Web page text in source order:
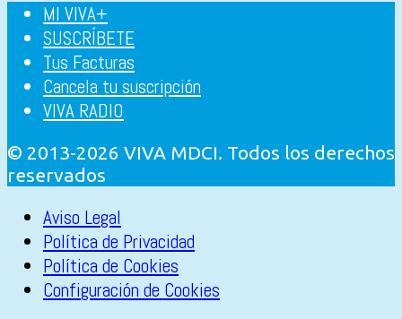
MI VIVA+
SUSCRÍBETE
Tus Facturas
Cancela tu suscripción
VIVA RADIO
© 2013-2026 VIVA MDCI. Todos los derechos
reservados
Aviso Legal
Política de Privacidad
Política de Cookies
Configuración de Cookies